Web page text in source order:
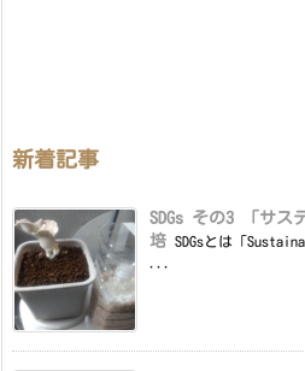
新着記事
SDGs その3 「サス
培 SDGsとは「
...